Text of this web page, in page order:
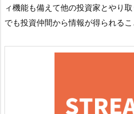
ィ機能も備えて他の投資家とやり
でも投資仲間から情報が得られるこ